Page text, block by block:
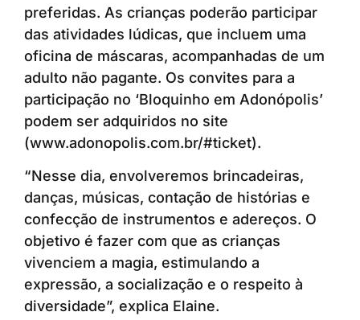
preferidas. As crianças poderão participar
das atividades lúdicas, que incluem uma
oficina de máscaras, acompanhadas de um
adulto não pagante. Os convites para a
participação no ‘Bloquinho em Adonópolis’
podem ser adquiridos no site
(www.adonopolis.com.br/#ticket).
“Nesse dia, envolveremos brincadeiras,
danças, músicas, contação de histórias e
confecção de instrumentos e adereços. O
objetivo é fazer com que as crianças
vivenciem a magia, estimulando a
expressão, a socialização e o respeito à
diversidade”, explica Elaine.